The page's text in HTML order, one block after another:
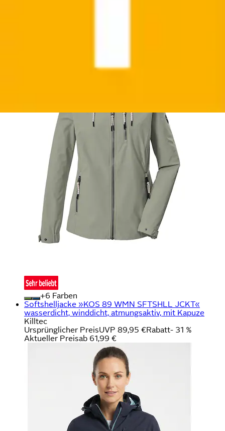
+
Farben
Softshelljacke »KOS 89 WMN SFTSHLL JCKT«
wasserdicht, winddicht, atmungsaktiv, mit Kapuze
Killtec
Ursprünglicher PreisUVP 89,95 €Rabatt- 31 %
Aktueller Preisab 61,99 €